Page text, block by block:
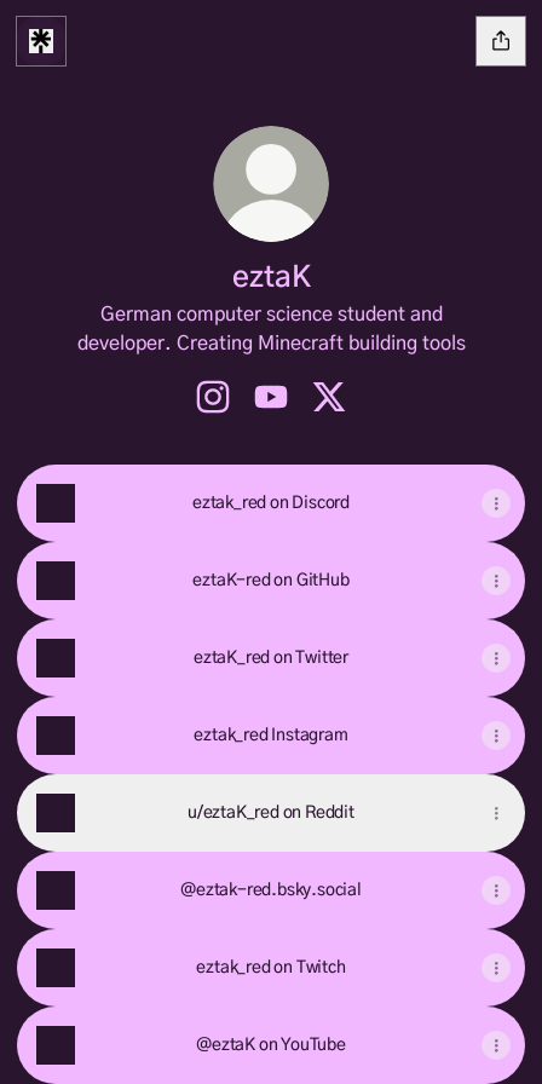
eztaK
German computer science student and
developer. Creating Minecraft building tools
eztak_red on Discord
eztaK-red on GitHub
eztaK_red on Twitter
eztak_red Instagram
u/eztaK_red on Reddit
@eztak-red.bsky.social
eztak_red on Twitch
@eztaK on YouTube